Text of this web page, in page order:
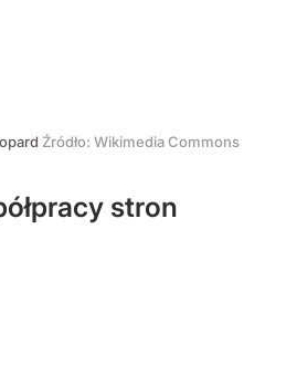
Źródło: Wikimedia Commons
stron